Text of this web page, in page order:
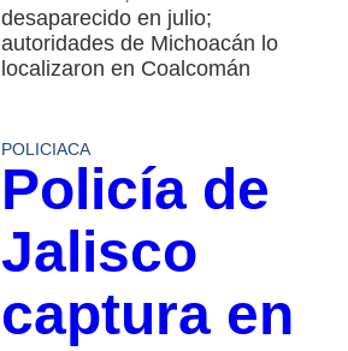
desaparecido en julio;
autoridades de Michoacán lo
localizaron en Coalcomán
POLICIACA
Policía de
Jalisco
captura en